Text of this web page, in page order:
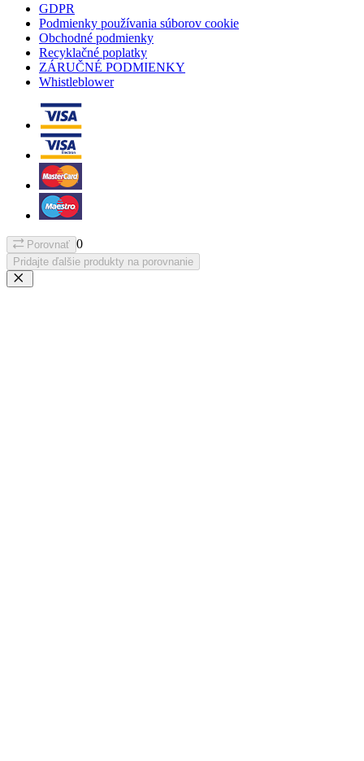
GDPR
Podmienky používania súborov cookie
Obchodné podmienky
Recyklačné poplatky
ZÁRUČNÉ PODMIENKY
Whistleblower
Porovnať 0
Pridajte ďalšie produkty na porovnanie